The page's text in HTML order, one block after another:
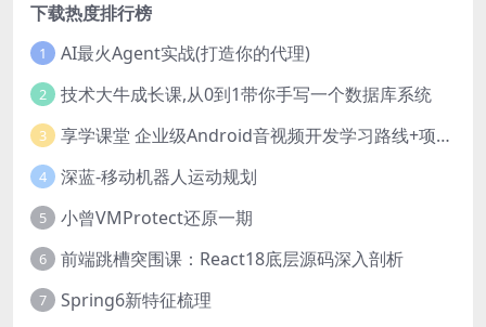
下载热度排行榜
1 AI最火Agent实战(打造你的代理)
2 技术大牛成长课,从0到1带你手写一个数据库系统
3 享学课堂 企业级Android音视频开发学习路线+项目实战（附源码）
4 深蓝-移动机器人运动规划
5 小曾VMProtect还原一期
6 前端跳槽突围课：React18底层源码深入剖析
7 Spring6新特征梳理